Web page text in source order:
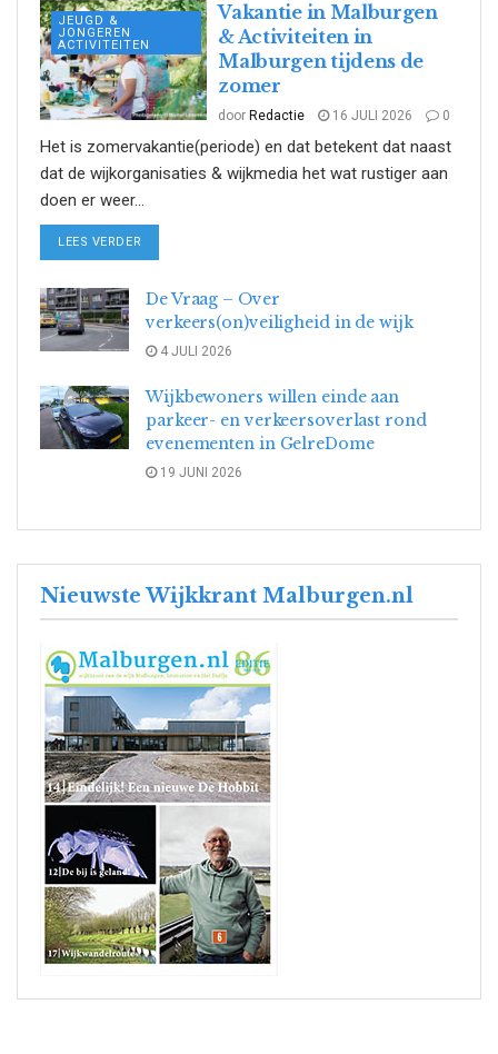
JEUGD &
JONGEREN
ACTIVITEITEN
Vakantie in Malburgen
& Activiteiten in
Malburgen tijdens de
zomer
door Redactie 16 JULI 2026 0
Het is zomervakantie(periode) en dat betekent dat naast
dat de wijkorganisaties & wijkmedia het wat rustiger aan
doen er weer...
LEES VERDER
De Vraag – Over
verkeers(on)veiligheid in de wijk
4 JULI 2026
Wijkbewoners willen einde aan
parkeer- en verkeersoverlast rond
evenementen in GelreDome
19 JUNI 2026
Nieuwste Wijkkrant Malburgen.nl